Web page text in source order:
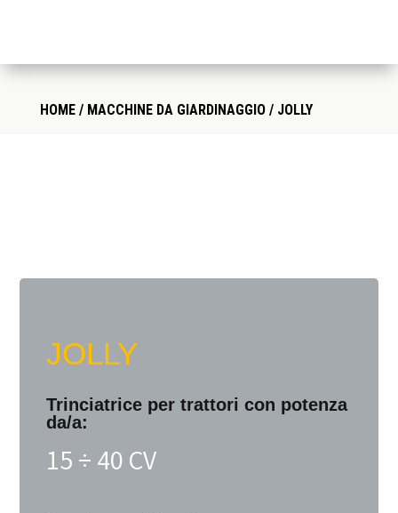
HOME/ MACCHINE DA GIARDINAGGIO/ JOLLY
JOLLY
Trinciatrice per trattori con potenza
da/a:
15 ÷ 40 CV